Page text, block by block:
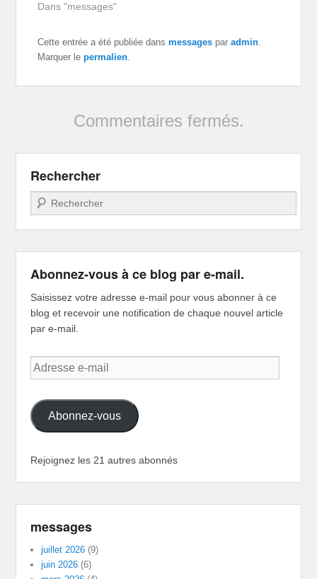
Dans "messages"
Cette entrée a été publiée dansmessages paradmin.
Marquer lepermalien.
Commentaires fermés.
Rechercher
Recherche
Abonnez-vous à ce blog par e-mail.
Saisissez votre adresse e-mail pour vous abonner à ce
blog et recevoir une notification de chaque nouvel article
par e-mail.
Adresse
e-
Abonnez-vous
Rejoignez les 21 autres abonnés
messages
juillet 2026 (9)
juin 2026 (6)